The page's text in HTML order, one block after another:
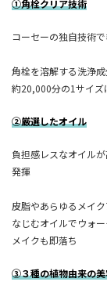
①角栓クリア技術
コーセーの独自技術
角栓を溶解する洗浄
約20,000分の1サイズ
②厳選したオイル
負担感レスなオイル
発揮
皮脂やあらゆるメイ
なじむオイルでウォ
メイクも即落ち
③３種の植物由来の